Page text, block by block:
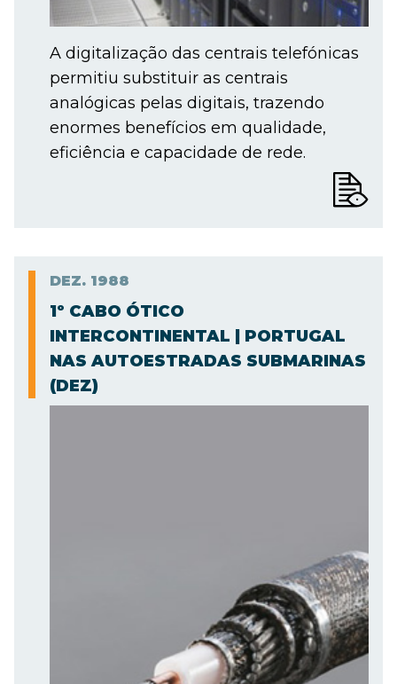
A digitalização das centrais telefónicas
permitiu substituir as centrais
analógicas pelas digitais, trazendo
enormes benefícios em qualidade,
eficiência e capacidade de rede.
DEZ. 1988
1º CABO ÓTICO
INTERCONTINENTAL | PORTUGAL
NAS AUTOESTRADAS SUBMARINAS
(DEZ)